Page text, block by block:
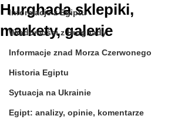
Informacje z Egiptu
Wiadomości z Hurghady
Informacje znad Morza Czerwonego
Historia Egiptu
Sytuacja na Ukrainie
Egipt: analizy, opinie, komentarze
Hurghada sklepiki,
markety, galerie